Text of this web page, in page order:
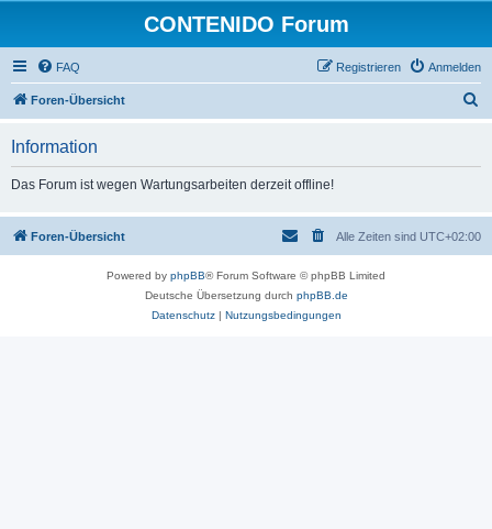
CONTENIDO Forum
FAQ Anmelden
Registrieren
Foren-Übersicht
Information
Das Forum ist wegen Wartungsarbeiten derzeit offline!
Foren-Übersicht Alle Zeiten sind UTC+02:00
Powered by phpBB® Forum Software © phpBB Limited
Deutsche Übersetzung durch phpBB.de
Datenschutz| Nutzungsbedingungen